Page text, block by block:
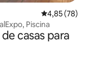
4,85 de uma
4,85 (78)
Piscina
casas para